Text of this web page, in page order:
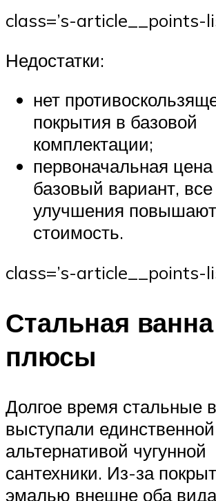
class=’s-article__points-
Недостатки:
нет
покрытия в базовой
комплектации;
первоначальная цена
базовый вариант, все
улучшения повышают
стоимость.
class=’s-article__points-
Стальная ванна
плюсы
Долгое время стальные
выступали единственной
альтернативой чугунной
сантехники. Из-за
эмалью внешне оба